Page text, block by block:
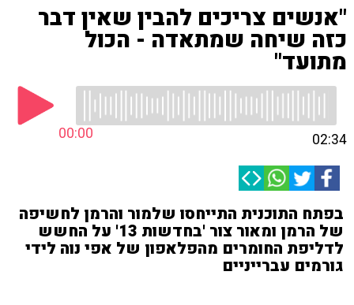
"אנשים צריכים להבין שאין דבר
כזה שיחה שמתאדה - הכול
מתועד"
00:00 02:34
בפתח התוכנית התייחסו שלמור והרמן לחשיפה
של הרמן ומאור צור 'בחדשות 13' על החשש
לדליפת החומרים מהפלאפון של אפי נוה לידי
גורמים עברייניים